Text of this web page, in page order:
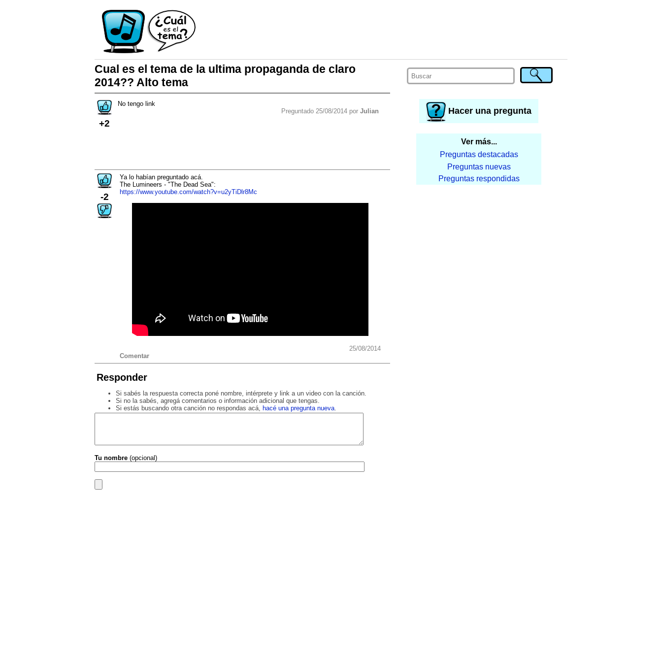
Hacer una pregunta
Ver más...
Preguntas destacadas
Preguntas nuevas
Preguntas respondidas
Cual es el tema de la ultima propaganda de claro
2014?? Alto tema
+2
No tengo link
Preguntado 25/08/2014 por Julian
-2
Ya lo habían preguntado acá.
The Lumineers - "The Dead Sea":
https://www.youtube.com/watch?v=u2yTiDlr8Mc
25/08/2014
Comentar
Responder
Si sabés la respuesta correcta poné nombre, intérprete y link a un video con la canción.
Si no la sabés, agregá comentarios o información adicional que tengas.
Si estás buscando otra canción no respondas acá,
hacé una pregunta nueva.
Tu nombre (opcional)